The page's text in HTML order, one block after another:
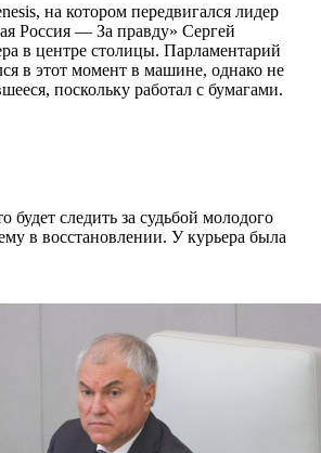
на котором передвигался лидер
Россия — За правду» Сергей
в центре столицы. Парламентарий
в этот момент в машине, однако не
поскольку работал с бумагами.
будет следить за судьбой молодого
в восстановлении. У курьера была